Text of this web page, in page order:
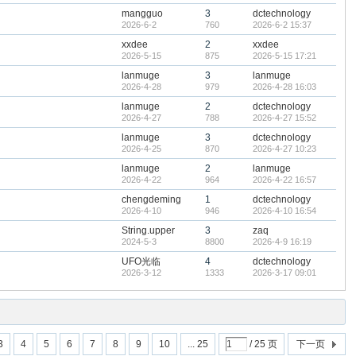
mangguo
2026-6-2
3
760
dctechnology
2026-6-2 15:37
xxdee
2026-5-15
2
875
xxdee
2026-5-15 17:21
lanmuge
2026-4-28
3
979
lanmuge
2026-4-28 16:03
lanmuge
2026-4-27
2
788
dctechnology
2026-4-27 15:52
lanmuge
2026-4-25
3
870
dctechnology
2026-4-27 10:23
lanmuge
2026-4-22
2
964
lanmuge
2026-4-22 16:57
chengdeming
2026-4-10
1
946
dctechnology
2026-4-10 16:54
String.upper
2024-5-3
3
8800
zaq
2026-4-9 16:19
UFO光临
2026-3-12
4
1333
dctechnology
2026-3-17 09:01
4 5 6 7 8 9 10 ... 25 / 25 页 下一页